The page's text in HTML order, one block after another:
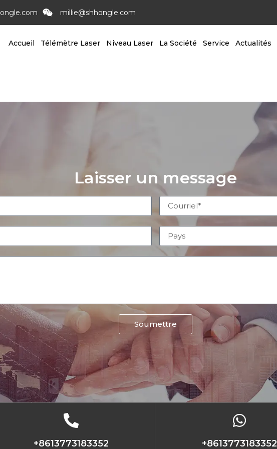
millie@shhongle.com
Accueil Télémètre Laser Niveau Laser La Société Service Actualités
Laisser un message
Soumettre
+8613773183352 +8613773183352